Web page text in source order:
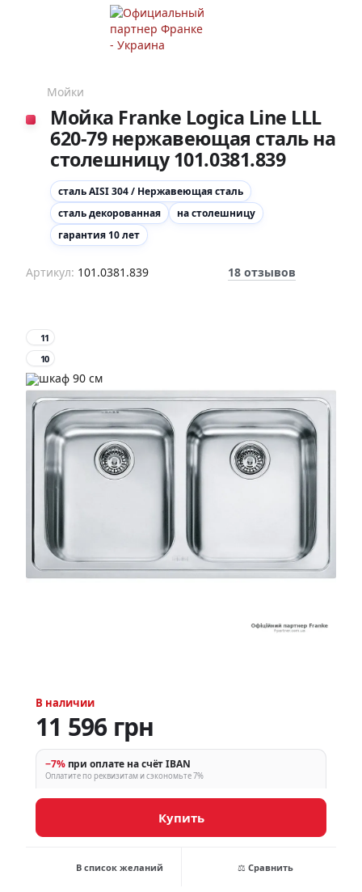
Мойки
Мойка Franke Logica Line LLL
620-79 нержавеющая сталь на
столешницу 101.0381.839
cталь AISI 304 / Нержавеющая сталь
сталь декорованная
на столешницу
гарантия 10 лет
Артикул: 101.0381.839 18 отзывов
11
10
В наличии
11 596 грн
−7% при оплате на счёт IBAN
Оплатите по реквизитам и сэкономьте 7%
Купить
В список желаний ⚖ Сравнить